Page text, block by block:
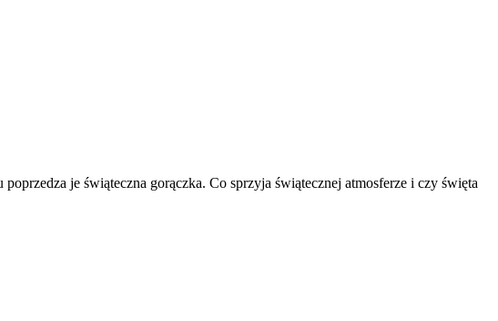
je świąteczna gorączka. Co sprzyja świątecznej atmosferze i czy święta